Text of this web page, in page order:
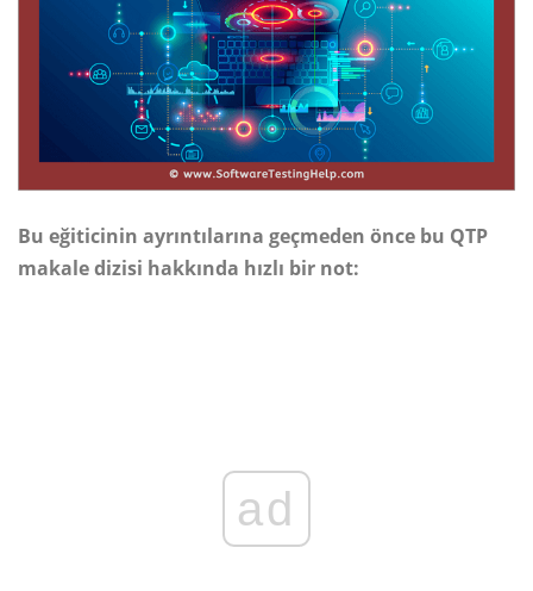
Bu eğiticinin ayrıntılarına geçmeden önce bu QTP
makale dizisi hakkında hızlı bir not:
ad